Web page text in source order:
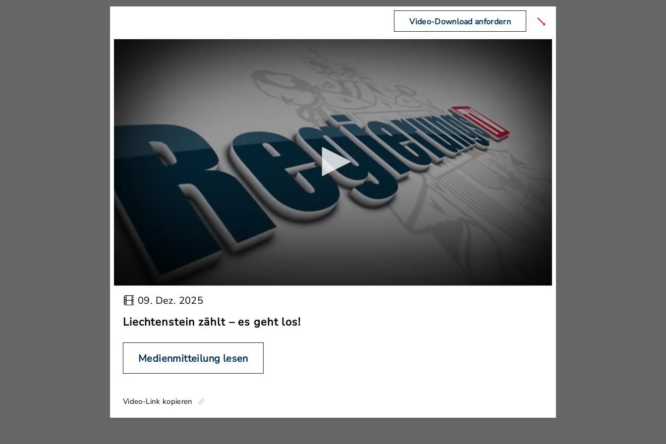
Video-Download anfordern
09. Dez. 2025
Liechtenstein zählt – es geht los!
Medienmitteilung lesen
Video-Link kopieren